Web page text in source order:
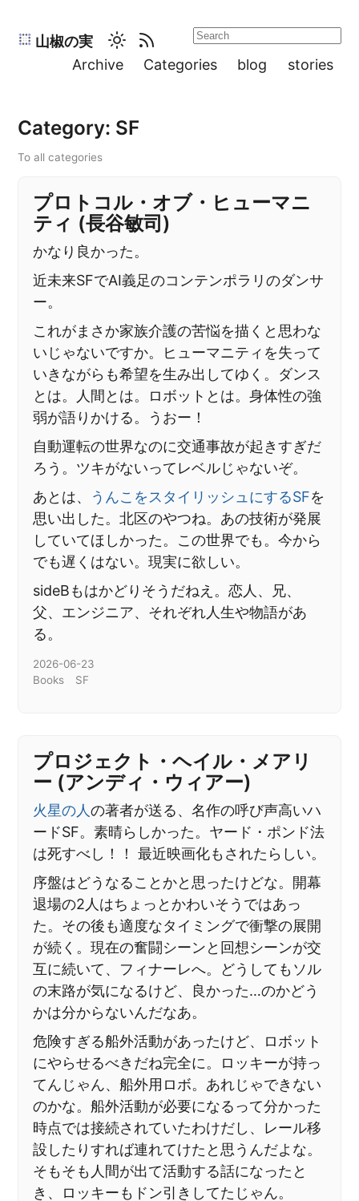
山椒の実
Archive
Categories blog stories
Category: SF
To all categories
プロトコル・オブ・ヒューマニ
ティ (長谷敏司)
かなり良かった。
近未来SFでAI義足のコンテンポラリのダンサ
ー。
これがまさか家族介護の苦悩を描くと思わな
いじゃないですか。ヒューマニティを失って
いきながらも希望を生み出してゆく。ダンス
とは。人間とは。ロボットとは。身体性の強
弱が語りかける。うおー！
自動運転の世界なのに交通事故が起きすぎだ
ろう。ツキがないってレベルじゃないぞ。
あとは、
うんこをスタイリッシュにするSFを
思い出した。北区のやつね。あの技術が発展
していてほしかった。この世界でも。今から
でも遅くはない。現実に欲しい。
sideBもはかどりそうだねえ。恋人、兄、
父、エンジニア、それぞれ人生や物語があ
る。
2026-06-23
Books
SF
プロジェクト・ヘイル・メアリ
ー (アンディ・ウィアー)
火星の人の著者が送る、名作の呼び声高いハ
ードSF。素晴らしかった。ヤード・ポンド法
は死すべし！！ 最近映画化もされたらしい。
序盤はどうなることかと思ったけどな。開幕
退場の2人はちょっとかわいそうではあっ
た。その後も適度なタイミングで衝撃の展開
が続く。現在の奮闘シーンと回想シーンが交
互に続いて、フィナーレへ。どうしてもソル
の末路が気になるけど、良かった…のかどう
かは分からないんだなあ。
危険すぎる船外活動があったけど、ロボット
にやらせるべきだね完全に。ロッキーが持っ
てんじゃん、船外用ロボ。あれじゃできない
のかな。船外活動が必要になるって分かった
時点では接続されていたわけだし、レール移
設したりすれば連れてけたと思うんだよな。
そもそも人間が出て活動する話になったと
き、ロッキーもドン引きしてたじゃん。